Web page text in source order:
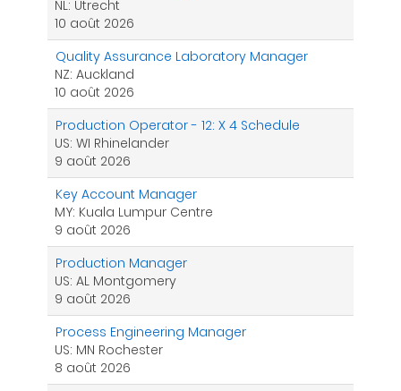
NL: Utrecht
10 août 2026
Quality Assurance Laboratory Manager
NZ: Auckland
10 août 2026
Production Operator - 12: X 4 Schedule
US: WI Rhinelander
9 août 2026
Key Account Manager
MY: Kuala Lumpur Centre
9 août 2026
Production Manager
US: AL Montgomery
9 août 2026
Process Engineering Manager
US: MN Rochester
8 août 2026